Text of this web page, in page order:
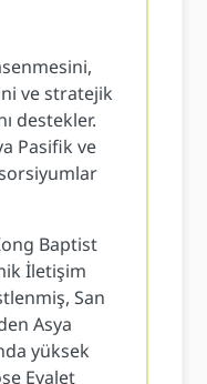
ve stratejik
destekler.
Pasifik ve
Baptist
İletişim
San
Asya
yüksek
Eyalet